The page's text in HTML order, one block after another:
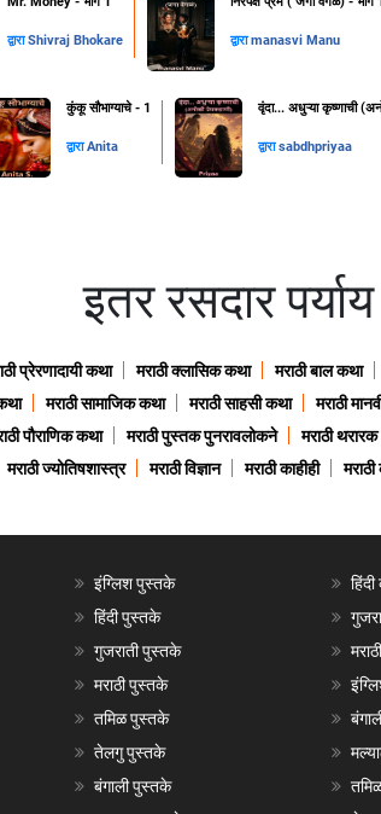
द्वाराShivraj Bhokare द्वाराmanasvi Manu
कुंकू सौभाग्याचे - 1
द्वाराAnita
वृंदा... अधुऱ्या कृष्णाची
द्वाराsabdhpriyaa
इतर रसदार पर्याय
प्रेरणादायी कथा मराठी क्लासिक कथा मराठी बाल कथा
मराठी सामाजिक कथा मराठी साहसी कथा मराठी
पौराणिक कथा मराठी पुस्तक पुनरावलोकने मराठी थरारक
मराठी ज्योतिषशास्त्र
मराठी विज्ञान मराठी काहीही
इंग्लिश पुस्तके
हिंदी पुस्तके
गुजराती पुस्तके
मराठी पुस्तके
तमिळ पुस्तके
तेलगु पुस्तके
बंगाली पुस्तके